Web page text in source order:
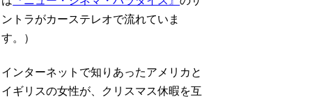
ントラがカーステレオで流れていま
す。）
インターネットで知りあったアメリカと
イギリスの女性が、クリスマス休暇を互